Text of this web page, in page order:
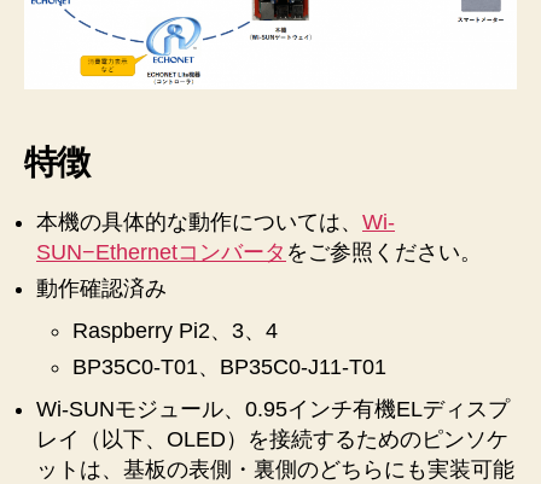
特徴
本機の具体的な動作については、 Wi-
SUN−Ethernetコンバータ をご参照ください。
動作確認済み
Raspberry Pi2、3、4
BP35C0-T01、BP35C0-J11-T01
Wi-SUNモジュール、0.95インチ有機ELディスプ
レイ（以下、OLED）を接続するためのピンソケ
ットは、基板の表側・裏側のどちらにも実装可能